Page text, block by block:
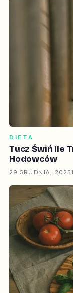
DIETA
Tucz Świń Ile
Hodowców
29 GRUDNIA, 2025